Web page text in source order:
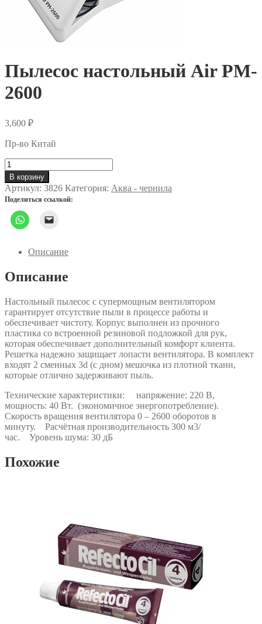
Пылесос настольный Air PM-
2600
3,600 ₽
Пр-во Китай
Количество
товара
Пылесос
настольный
Air
PM-
2600
В корзину
Артикул: 3826 Категория: Аква - чернила
Поделиться ссылкой:
Описание
Описание
Настольный пылесос с супермощным вентилятором
гарантирует отсутствие пыли в процессе работы и
обеспечивает чистоту. Корпус выполнен из прочного
пластика со встроенной резиновой подложкой для рук,
которая обеспечивает дополнительный комфорт клиента.
Решетка надежно защищает лопасти вентилятора. В комплект
входят 2 сменных 3d (с дном) мешочка из плотной ткани,
которые отлично задерживают пыль.
Технические характеристики: напряжение: 220 В,
мощность: 40 Вт. (экономичное энергопотребление).
Скорость вращения вентилятора 0 – 2600 оборотов в
минуту. Расчётная производительность 300 м3/
час. Уровень шума: 30 дБ
Похожие